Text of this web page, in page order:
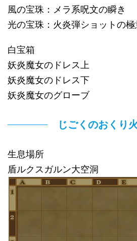
風の宝珠：メラ系呪文の瞬き
光の宝珠：火炎弾ショットの極
白宝箱
妖炎魔女のドレス上
妖炎魔女のドレス下
妖炎魔女のグローブ
じごくのおくり
生息場所
盾ルクスガルン大空洞